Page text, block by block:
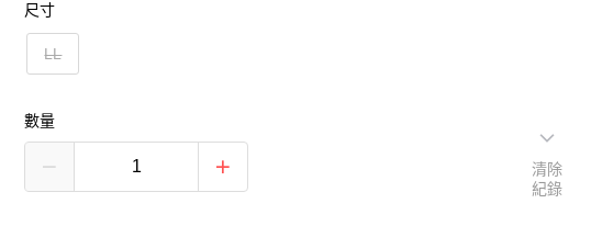
尺寸
LL
數量
清除
紀錄